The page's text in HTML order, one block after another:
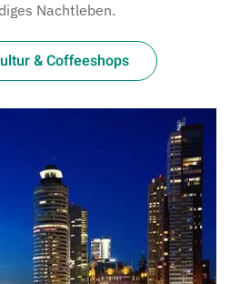
Nachtleben.
& Coffeeshops